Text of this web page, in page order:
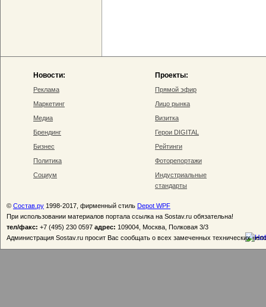
Новости:
Реклама
Маркетинг
Медиа
Брендинг
Бизнес
Политика
Социум
Проекты:
Прямой эфир
Лицо рынка
Визитка
Герои DIGITAL
Рейтинги
Фоторепортажи
Индустриальные
стандарты
© Состав.ру 1998-2017, фирменный стиль Depot WPF
При использовании материалов портала ссылка на Sostav.ru обязательна!
тел/факс: +7 (495) 230 0597 адрес: 109004, Москва, Полковая 3/3
Администрация Sostav.ru просит Вас сообщать о всех замеченных технических